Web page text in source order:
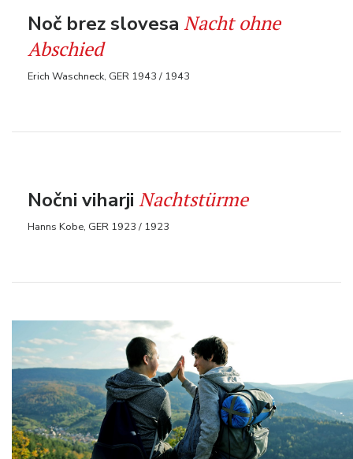
Noč brez slovesa Nacht ohne
Abschied
Erich Waschneck, GER 1943 / 1943
Nočni viharji Nachtstürme
Hanns Kobe, GER 1923 / 1923